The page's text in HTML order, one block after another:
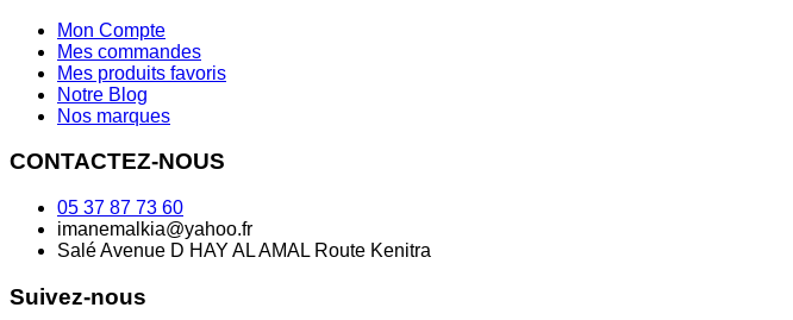
Mon Compte
Mes commandes
Mes produits favoris
Notre Blog
Nos marques
CONTACTEZ-NOUS
05 37 87 73 60
imanemalkia@yahoo.fr
Salé Avenue D HAY AL AMAL Route Kenitra
Suivez-nous